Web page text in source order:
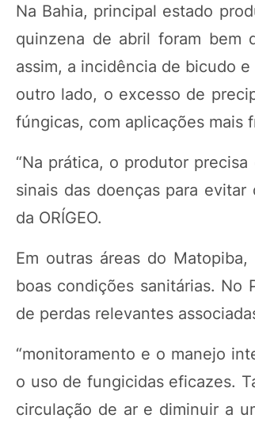
Na Bahia, principal estado
quinzena de abril foram bem
assim, a incidência de bicudo
outro lado, o excesso de
fúngicas, com aplicações mais
“Na prática, o produtor
sinais das doenças para
da ORÍGEO.
Em outras áreas do
boas condições sanitárias. No
de perdas relevantes
“monitoramento e o manejo
o uso de fungicidas eficazes.
circulação de ar e diminuir a